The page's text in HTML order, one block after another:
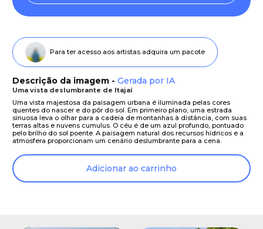
Para ter acesso aos artistas adquira um pacote
Descrição da imagem - Gerada por IA
Uma vista deslumbrante de Itajaí
Uma vista majestosa da paisagem urbana é iluminada pelas cores
quentes do nascer e do pôr do sol. Em primeiro plano, uma estrada
sinuosa leva o olhar para a cadeia de montanhas à distância, com suas
terras altas e nuvens cumulus. O céu é de um azul profundo, pontuado
pelo brilho do sol poente. A paisagem natural dos recursos hídricos e a
atmosfera proporcionam um cenário deslumbrante para a cena.
Adicionar ao carrinho